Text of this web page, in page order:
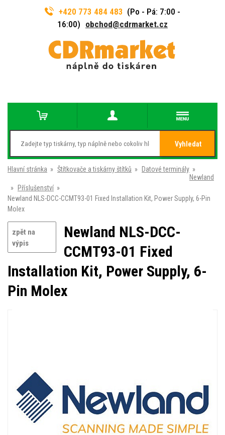
+420 773 484 483 (Po - Pá: 7:00 -
16:00) obchod@cdrmarket.cz
Vyhledat
Hlavní stránka » Štítkovače a tiskárny štítků » Datové terminály »
Newland
»
Příslušenství »
Newland NLS-DCC-CCMT93-01 Fixed Installation Kit, Power Supply, 6-Pin
Molex
zpět na
výpis
Newland NLS-DCC-
CCMT93-01 Fixed
Installation Kit, Power Supply, 6-
Pin Molex